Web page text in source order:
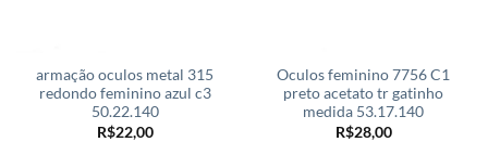
armação oculos metal 315
redondo feminino azul c3
50.22.140
R$22,00
Oculos feminino 7756 C1
preto acetato tr gatinho
medida 53.17.140
R$28,00